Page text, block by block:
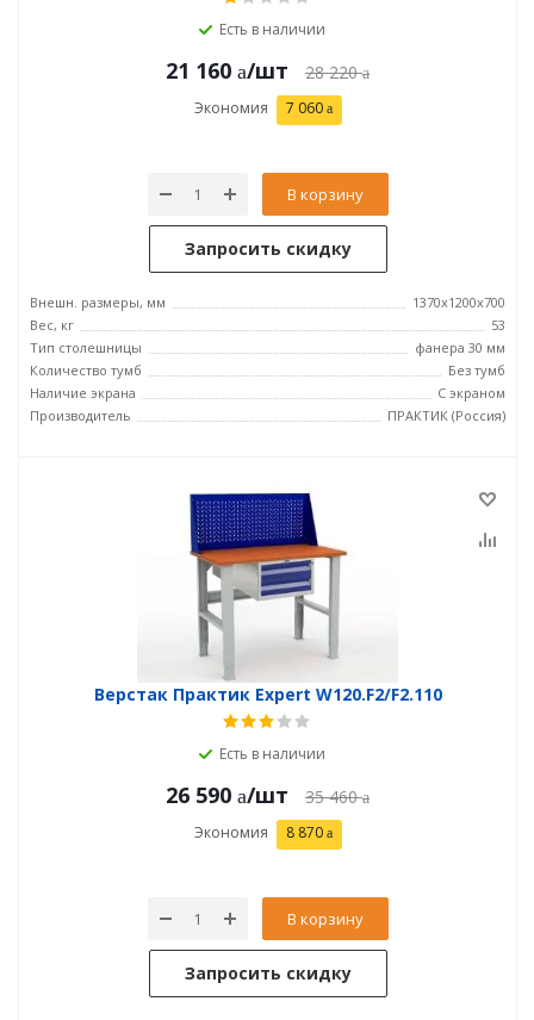
Есть в наличии
21 160 /шт 28 220
Экономия 7 060
В корзину
Запросить скидку
Внешн. размеры, мм
1370x1200x700
Вес, кг
53
Тип столешницы
фанера 30 мм
Количество тумб
Без тумб
Наличие экрана
С экраном
Производитель
ПРАКТИК (Россия)
Верстак Практик Expert W120.F2/F2.110
Есть в наличии
26 590 /шт 35 460
Экономия 8 870
В корзину
Запросить скидку